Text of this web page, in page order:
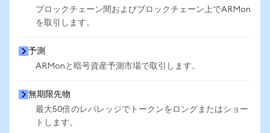
ブロックチェーン間およびブロックチェーン上でARMon
を取引します。
予測
ARMonと暗号資産予測市場で取引します。
無期限先物
最大50倍のレバレッジでトークンをロングまたはショー
トします。